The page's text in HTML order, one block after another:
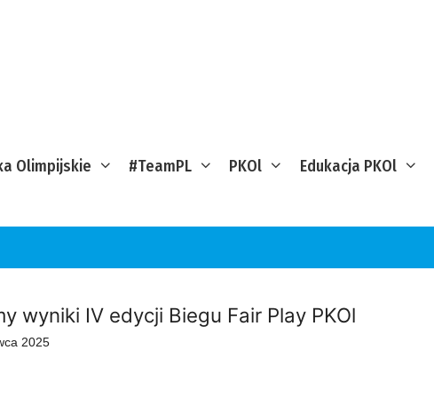
Olimpijskie #TeamPL PKOl Edukacja PKOl
wyniki IV edycji Biegu Fair Play PKOl
2025